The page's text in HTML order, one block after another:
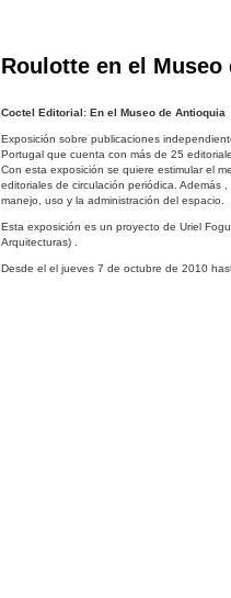
Roulotte en el
Coctel Editorial: En el Museo de Antioquia
Exposición sobre publicaciones
Portugal que cuenta con más de 25
Con esta exposición se quiere estimular el
editoriales de circulación periódica. Además
manejo, uso y la administración del espacio.
Esta exposición es un proyecto de Uriel
Arquitecturas) .
Desde el el jueves 7 de octubre de 2010